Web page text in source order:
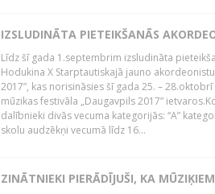
IZSLUDINĀTA PIETEIKŠANĀS
Līdz šī gada 1.septembrim izsludināta
Hodukina X Starptautiskajā jauno
2017”, kas norisināsies šī gada 25. –
mūzikas festivāla „Daugavpils 2017”
dalībnieki divās vecuma kategorijās: “A”
skolu audzēkņi vecumā līdz 16...
ZINĀTNIEKI PIERĀDĪJUŠI, KA